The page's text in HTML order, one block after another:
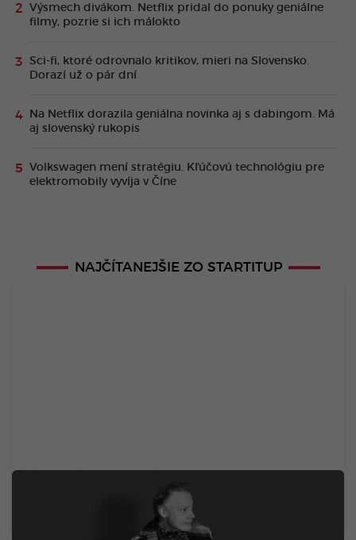
Výsmech divákom. Netflix pridal do ponuky geniálne
filmy, pozrie si ich málokto
Sci-fi, ktoré odrovnalo kritikov, mieri na Slovensko.
Dorazí už o pár dní
Na Netflix dorazila geniálna novinka aj s dabingom. Má
aj slovenský rukopis
Volkswagen mení stratégiu. Kľúčovú technológiu pre
elektromobily vyvíja v Číne
NAJČÍTANEJŠIE ZO STARTITUP
Zomrel svetoznámy hudobný velikán. Stál za
legendárnymi hitmi Madonny, U2 či Brintey